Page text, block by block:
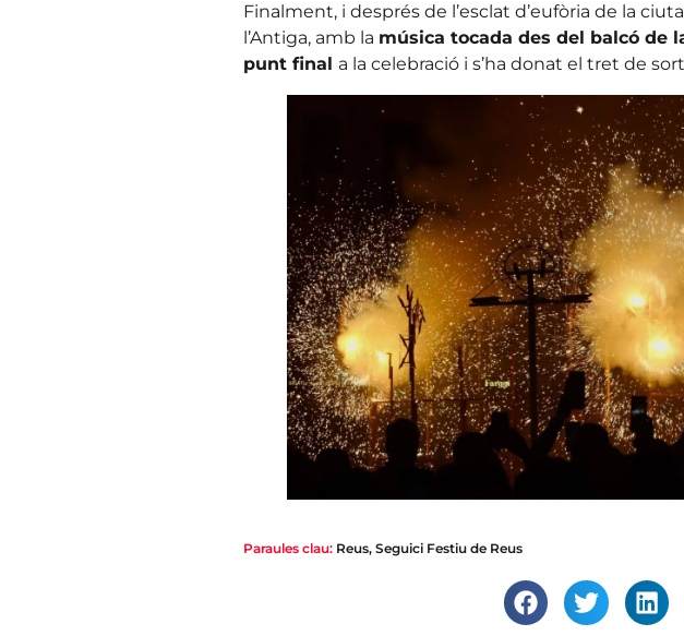
Finalment, i després de l’esclat d’eufòria de la
l’Antiga, amb la música tocada des del balcó de
punt final a la celebració i s’ha donat el tret de
Paraules clau: Reus, Seguici Festiu de Reus